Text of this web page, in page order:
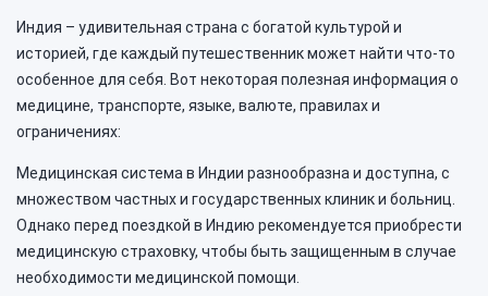
Индия – удивительная страна с богатой культурой и
историей, где каждый путешественник может найти что-то
особенное для себя. Вот некоторая полезная информация о
медицине, транспорте, языке, валюте, правилах и
ограничениях:
Медицинская система в Индии разнообразна и доступна, с
множеством частных и государственных клиник и больниц.
Однако перед поездкой в Индию рекомендуется приобрести
медицинскую страховку, чтобы быть защищенным в случае
необходимости медицинской помощи.